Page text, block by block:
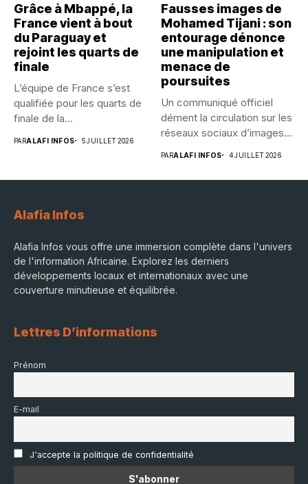
Grâce à Mbappé, la
France vient à bout
du Paraguay et
rejoint les quarts de
finale
L’équipe de France s’est
qualifiée pour les quarts de
finale de la...
PARALAFI INFOS 5 JUILLET 2026
Fausses images de
Mohamed Tijani : son
entourage dénonce
une manipulation et
menace de
poursuites
Un communiqué officiel
dément la circulation sur les
réseaux sociaux d’images
PARALAFI INFOS 4 JUILLET 2026
Alafia Infos
Alafia Infos vous offre une immersion complète dans l'univers
de l'information Africaine. Explorez les derniers
développements locaux et internationaux avec une
couverture minutieuse et équilibrée.
Lettres D’informations
Prénom
E-mail
J'accepte la politique de confidentialité